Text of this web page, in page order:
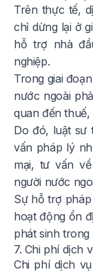
Trên thực tế,
chỉ dừng lại ở
hỗ trợ nhà
nghiệp.
Trong giai
nước ngoài
quan đến
Do đó, luật sư
vấn pháp lý
mại, tư vấn
người nước
Sự hỗ trợ
hoạt động ổn
phát sinh
7. Chi phí dịch
Chi phí dịch